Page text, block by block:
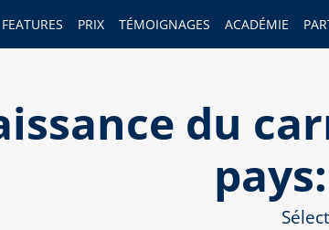
FEATURES PRIX TÉMOIGNAGES ACADÉMIE
du